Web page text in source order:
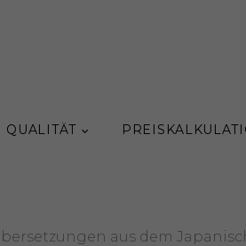
QUALITÄT
aus dem